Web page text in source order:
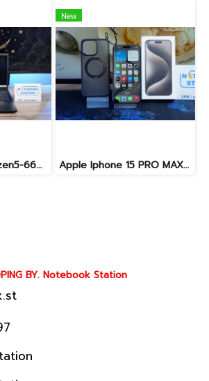
Acer Nitro V15 Ryzen5-6600H RTX2050(4GB) RAM16 512GB SSD จอ15.6นิ้ว FHD 165Hz sRGB100% เกมมิ่งรุ่นใหม่ ดีไซน์เครื่องบาง สวยเท่ดูทันสมัย มีประกันศูนย์2028 ราคาสุดคุ้มเพียง 17,990.-
New
Apple Iphone 15 PRO MAX NATURAL TITANIUM 256GB สุขภาพแบต 87% อุปกรณ์ครบกล่อง ขายเพียง 11,990.-
BY. Notebook Station